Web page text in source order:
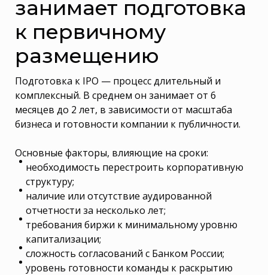
занимает подготовка
к первичному
размещению
Подготовка к IPO — процесс длительный и
комплексный. В среднем он занимает от 6
месяцев до 2 лет, в зависимости от масштаба
бизнеса и готовности компании к публичности.
Основные факторы, влияющие на сроки:
необходимость перестроить корпоративную
структуру;
наличие или отсутствие аудированной
отчетности за несколько лет;
требования биржи к минимальному уровню
капитализации;
сложность согласований с Банком России;
уровень готовности команды к раскрытию